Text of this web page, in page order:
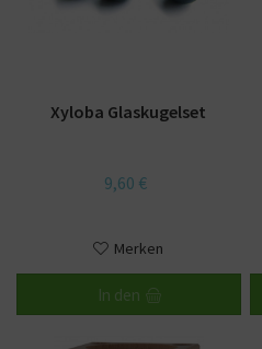
Xyloba Glaskugelset
9,60 €
Merken
In den